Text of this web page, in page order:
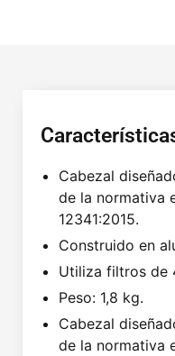
Cabezal
de la normativa
12341:2015.
Construido en
Utiliza filtros de
Peso: 1,8 kg.
Cabezal
de la normativa